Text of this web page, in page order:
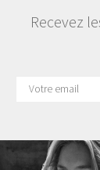
Recevez